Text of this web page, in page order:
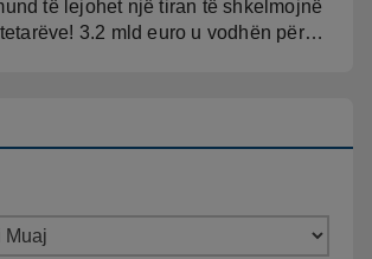
të lejohet një tiran të shkelmojnë
3.2 mld euro u vodhën për…